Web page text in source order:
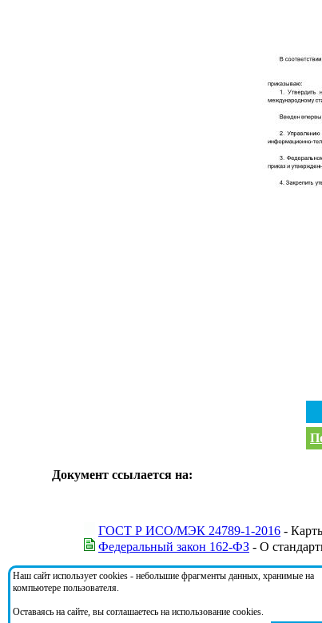
Документ ссылается на:
ГОСТ Р ИСО/МЭК 24789-1-2016 -
Федеральный закон 162-ФЗ - О
На документ ссылаются:
Наш сайт использует cookies - небольшие фрагменты данных, хранимые на
компьютере пользователя.
Оставаясь на сайте, вы соглашаетесь на использование cookies.